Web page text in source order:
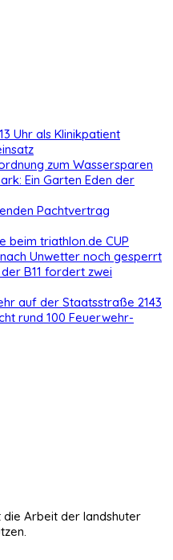
Uhr als Klinikpatient
zum Wassersparen
Ein Garten Eden der
Pachtvertrag
beim triathlon.de CUP
Unwetter noch gesperrt
B11 fordert zwei
auf der Staatsstraße 2143
rund 100 Feuerwehr-
Arbeit der landshuter